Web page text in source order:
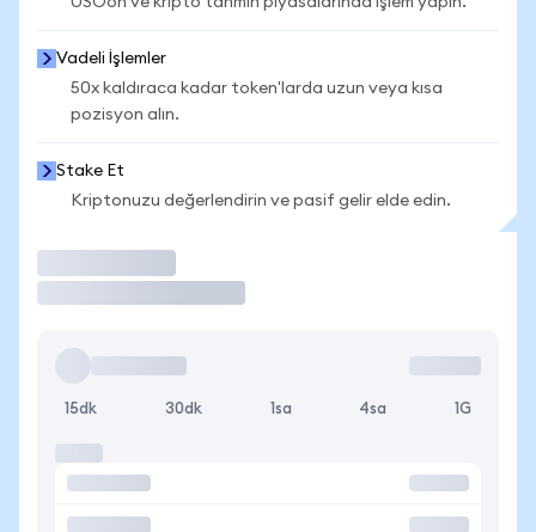
Vadeli İşlemler
50x kaldıraca kadar token'larda uzun veya kısa
pozisyon alın.
Stake Et
Kriptonuzu değerlendirin ve pasif gelir elde edin.
15dk 30dk 1sa 4sa 1G